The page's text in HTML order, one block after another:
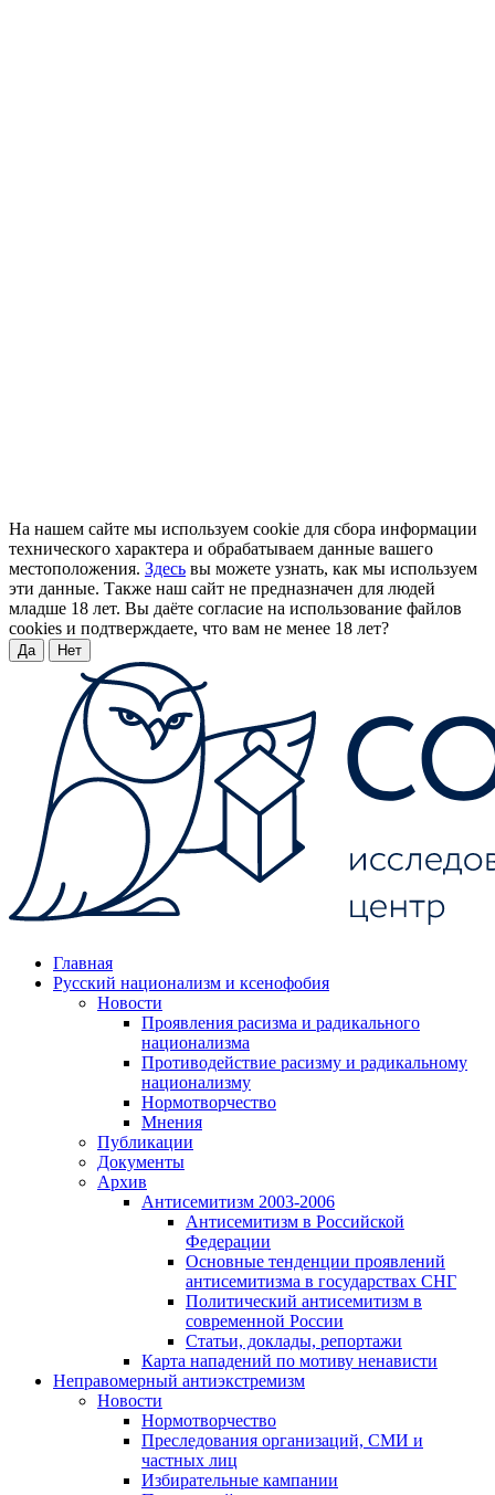
На нашем сайте мы используем cookie для сбора информации
технического характера и обрабатываем данные вашего
местоположения. Здесь вы можете узнать, как мы используем
эти данные. Также наш сайт не предназначен для людей
младше 18 лет. Вы даёте согласие на использование файлов
cookies и подтверждаете, что вам не менее 18 лет?
Да Нет
Главная
Русский национализм и ксенофобия
Новости
Проявления расизма и радикального
национализма
Противодействие расизму и радикальному
национализму
Нормотворчество
Мнения
Публикации
Документы
Архив
Антисемитизм 2003-2006
Антисемитизм в Российской
Федерации
Основные тенденции проявлений
антисемитизма в государствах СНГ
Политический антисемитизм в
современной России
Статьи, доклады, репортажи
Карта нападений по мотиву ненависти
Неправомерный антиэкстремизм
Новости
Нормотворчество
Преследования организаций, СМИ и
частных лиц
Избирательные кампании